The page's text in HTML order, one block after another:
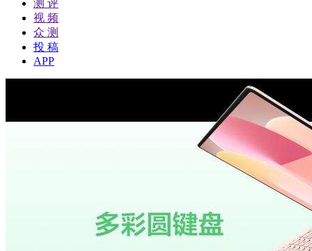
测 评
视 频
众 测
投 稿
APP